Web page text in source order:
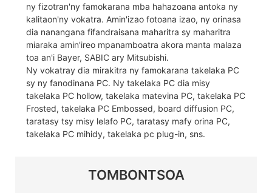
ny fizotran'ny famokarana mba hahazoana antoka ny
kalitaon'ny vokatra. Amin'izao fotoana izao, ny orinasa
dia nanangana fifandraisana maharitra sy maharitra
miaraka amin'ireo mpanamboatra akora manta malaza
toa an'i Bayer, SABIC ary Mitsubishi.
Ny vokatray dia mirakitra ny famokarana takelaka PC
sy ny fanodinana PC. Ny takelaka PC dia misy
takelaka PC hollow, takelaka matevina PC, takelaka PC
Frosted, takelaka PC Embossed, board diffusion PC,
taratasy tsy misy lelafo PC, taratasy mafy orina PC,
takelaka PC mihidy, takelaka pc plug-in, sns.
TOMBONTSOA